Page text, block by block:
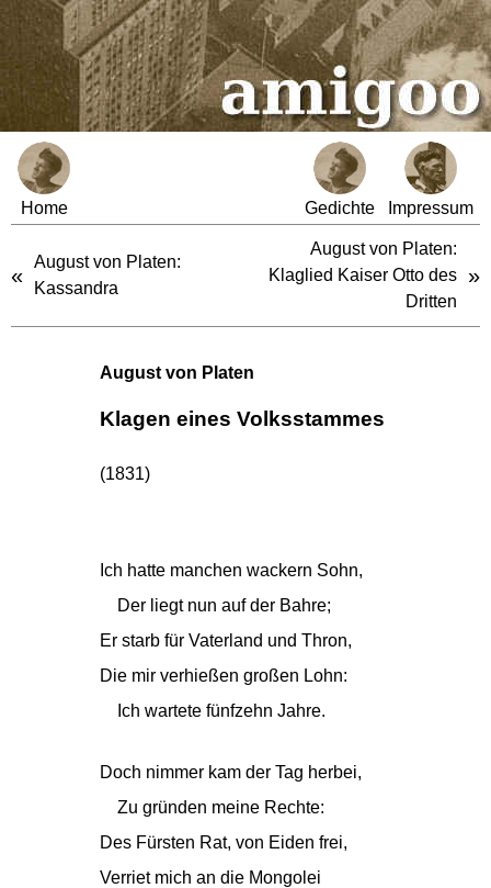
Home Gedichte Impressum
«
August von Platen:
Kassandra
August von Platen:
Klaglied Kaiser Otto des
Dritten
»
August von Platen
Klagen eines Volksstammes
(1831)
Ich hatte manchen wackern Sohn,
Der liegt nun auf der Bahre;
Er starb für Vaterland und Thron,
Die mir verhießen großen Lohn:
Ich wartete fünfzehn Jahre.
Doch nimmer kam der Tag herbei,
Zu gründen meine Rechte:
Des Fürsten Rat, von Eiden frei,
Verriet mich an die Mongolei